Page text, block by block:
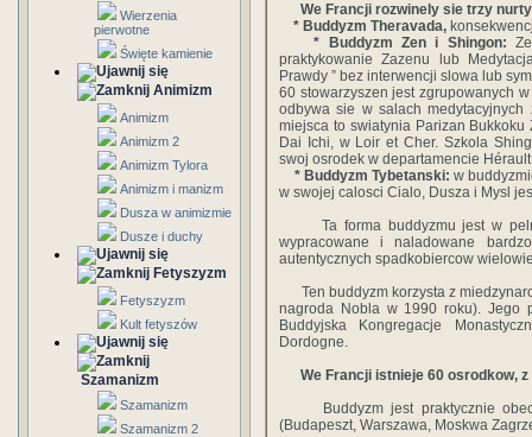
Wierzenia
pierwotne
Święte kamienie
Animizm
Animizm
Animizm 2
Animizm Tylora
Animizm i manizm
Dusza w animizmie
Dusze i duchy
Fetyszyzm
Fetyszyzm
Kult fetyszów
Szamanizm
Szamanizm
Szamanizm 2
We Francji rozwinely sie trzy
* Buddyzm Theravada,
* Buddyzm Zen i Shingon:
praktykowanie Zazenu lub
Prawdy ” bez interwencji slowa lub
60 stowarzyszen jest zgrupowanych
odbywa sie w salach
miejsca to swiatynia Parizan
Dai Ichi, w Loir et Cher. Szkola
swoj osrodek w departamencie
* Buddyzm Tybetanski: w
w swojej calosci Cialo, Dusza i Mysl
Ta forma buddyzmu jest w
wypracowane i naladowane
autentycznych spadkobiercow
Ten buddyzm korzysta z
nagroda Nobla w 1990 roku). Jego
Buddyjska Kongregacje
Dordogne.
We Francji istnieje 60 osrodkow,
Buddyzm jest praktycznie
(Budapeszt, Warszawa, Moskwa